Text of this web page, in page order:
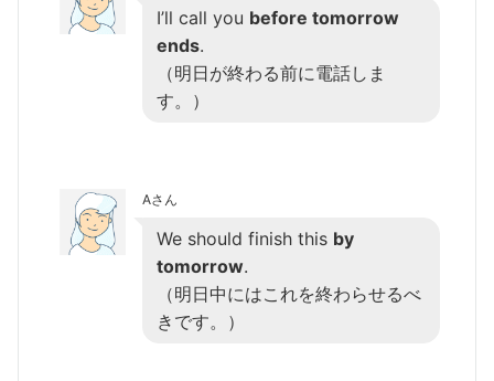
I’ll call you before tomorrow
ends.
（明日が終わる前に電話しま
す。）
Aさん
We should finish this by
tomorrow.
（明日中にはこれを終わらせるべ
きです。）